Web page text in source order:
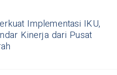
Implementasi IKU,
Kinerja dari Pusat